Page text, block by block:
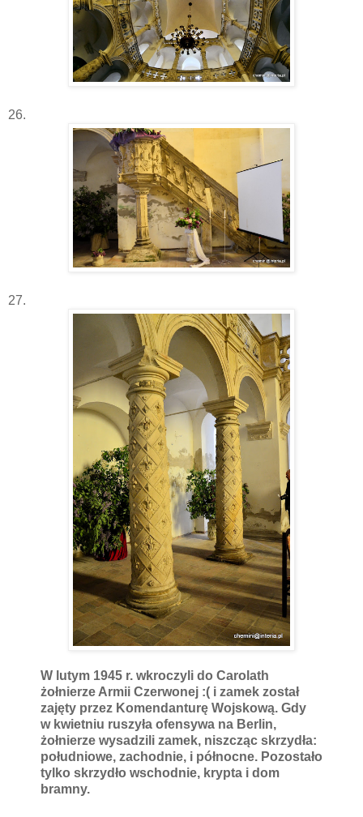
26.
27.
W lutym 1945 r. wkroczyli do Carolath
żołnierze Armii Czerwonej :( i zamek został
zajęty przez Komendanturę Wojskową. Gdy
w kwietniu ruszyła ofensywa na Berlin,
żołnierze wysadzili zamek, niszcząc skrzydła:
południowe, zachodnie, i północne. Pozostało
tylko skrzydło wschodnie, krypta i dom
bramny.